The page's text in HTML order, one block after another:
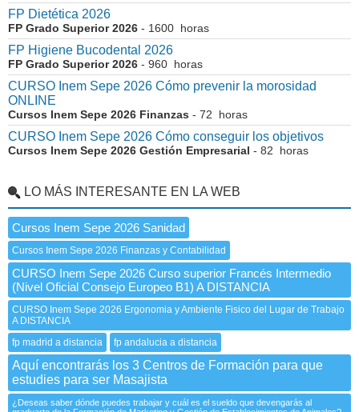
FP Dietética 2026
FP Grado Superior 2026 - 1600 horas
FP Higiene Bucodental 2026
FP Grado Superior 2026 - 960 horas
CURSO Inem Sepe 2026 Cómo prevenir la morosidad
ONLINE
Cursos Inem Sepe 2026 Finanzas - 72 horas
CURSO Inem Sepe 2026 Cómo conseguir los objetivos
Cursos Inem Sepe 2026 Gestión Empresarial - 82 horas
LO MÁS INTERESANTE EN LA WEB
Cursos Inem Sepe 2026 Sanidad
Cursos Inem Sepe 2026 Finanzas y Contabilidad
CURSO Inem Sepe 2026 Curso superior Francés Intermedio
(Nivel Oficial Consejo Europeo B1) A DISTANCIA
CURSO Inem Sepe 2026 Ergonomia y Ambiente Fisico del Lugar de Trabajo
A DISTANCIA
fp madrid a distancia
fp andalucia a distancia
Aquí encontrarás los 3 Centros de Formación para que
estudies para ser Masajista
¿Deseas saber dónde puedes trabajar y cuál es el sueldo que devengarás al